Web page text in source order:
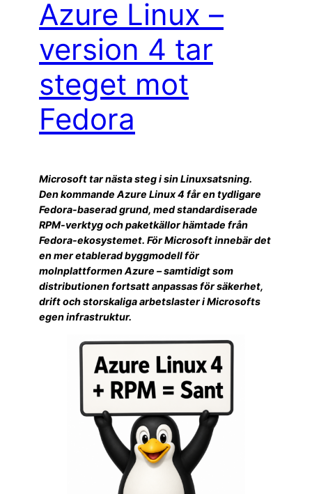
Azure Linux –
version 4 tar
steget mot
Fedora
Microsoft tar nästa steg i sin Linuxsatsning.
Den kommande Azure Linux 4 får en tydligare
Fedora-baserad grund, med standardiserade
RPM-verktyg och paketkällor hämtade från
Fedora-ekosystemet. För Microsoft innebär det
en mer etablerad byggmodell för
molnplattformen Azure – samtidigt som
distributionen fortsatt anpassas för säkerhet,
drift och storskaliga arbetslaster i Microsofts
egen infrastruktur.